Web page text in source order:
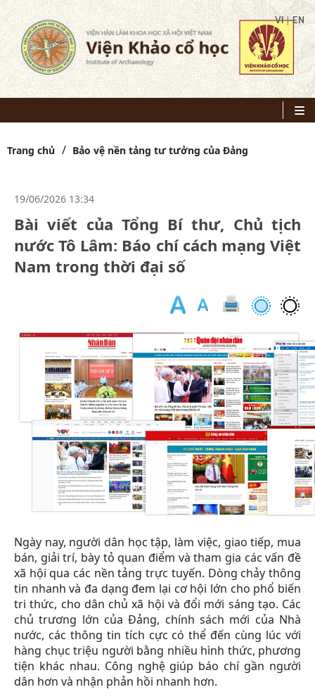
VI|EN
Trang chủ Bảo vệ nền tảng tư tưởng của Đảng
19/06/2026 13:34
Bài viết của Tổng Bí thư, Chủ tịch
nước Tô Lâm: Báo chí cách mạng Việt
Nam trong thời đại số
Ngày nay, người dân học tập, làm việc, giao tiếp, mua
bán, giải trí, bày tỏ quan điểm và tham gia các vấn đề
xã hội qua các nền tảng trực tuyến. Dòng chảy thông
tin nhanh và đa dạng đem lại cơ hội lớn cho phổ biến
tri thức, cho dân chủ xã hội và đổi mới sáng tạo. Các
chủ trương lớn của Đảng, chính sách mới của Nhà
nước, các thông tin tích cực có thể đến cùng lúc với
hàng chục triệu người bằng nhiều hình thức, phương
tiện khác nhau. Công nghệ giúp báo chí gần người
dân hơn và nhận phản hồi nhanh hơn.